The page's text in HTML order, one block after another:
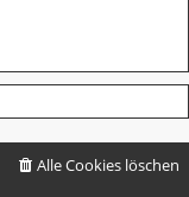
Alle Cookies löschen